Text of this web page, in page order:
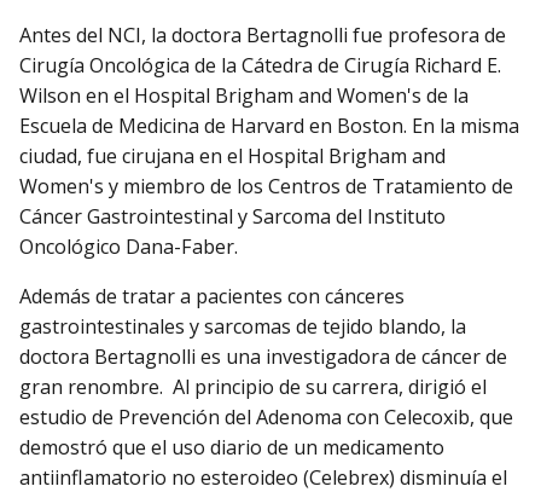
Antes del NCI, la doctora Bertagnolli fue profesora de
Cirugía Oncológica de la Cátedra de Cirugía Richard E.
Wilson en el Hospital Brigham and Women's de la
Escuela de Medicina de Harvard en Boston. En la misma
ciudad, fue cirujana en el Hospital Brigham and
Women's y miembro de los Centros de Tratamiento de
Cáncer Gastrointestinal y Sarcoma del Instituto
Oncológico Dana-Faber.
Además de tratar a pacientes con cánceres
gastrointestinales y sarcomas de tejido blando, la
doctora Bertagnolli es una investigadora de cáncer de
gran renombre. Al principio de su carrera, dirigió el
estudio de Prevención del Adenoma con Celecoxib, que
demostró que el uso diario de un medicamento
antiinflamatorio no esteroideo (Celebrex) disminuía el